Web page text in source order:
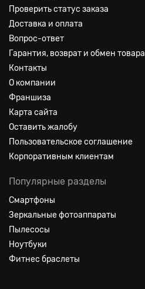
Проверить статус заказа
Доставка и оплата
Вопрос-ответ
Гарантия, возврат и обмен товара
Контакты
О компании
Франшиза
Карта сайта
Оставить жалобу
Пользовательское соглашение
Корпоративным клиентам
Популярные разделы
Смартфоны
Зеркальные фотоаппараты
Пылесосы
Ноутбуки
Фитнес браслеты